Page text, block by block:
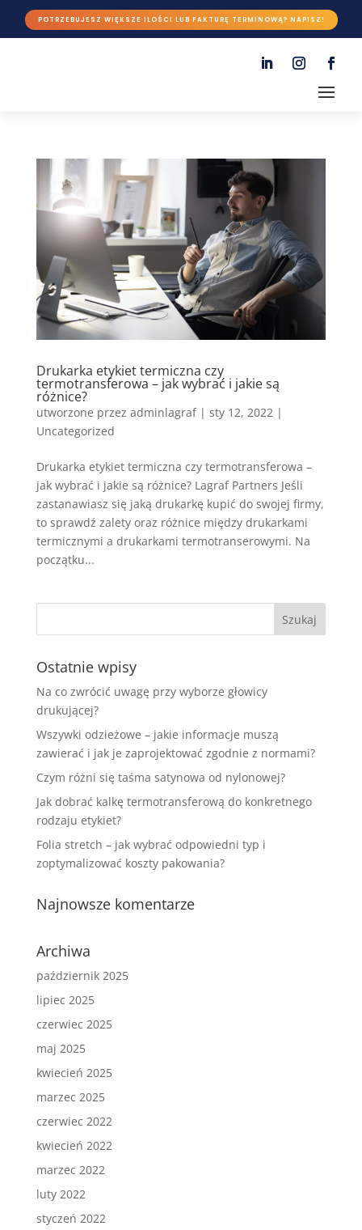
POTRZEBUJESZ WIĘKSZE ILOŚCI LUB FAKTURĘ TERMINOWĄ? NAPISZ!
Drukarka etykiet termiczna czy
termotransferowa – jak wybrać i jakie są
różnice?
utworzone przez adminlagraf| sty 12, 2022|
Uncategorized
Drukarka etykiet termiczna czy termotransferowa –
jak wybrać i jakie są różnice? Lagraf Partners Jeśli
zastanawiasz się jaką drukarkę kupić do swojej firmy,
to sprawdź zalety oraz różnice między drukarkami
termicznymi a drukarkami termotranserowymi. Na
początku...
Ostatnie wpisy
Na co zwrócić uwagę przy wyborze głowicy
drukującej?
Wszywki odzieżowe – jakie informacje muszą
zawierać i jak je zaprojektować zgodnie z normami?
Czym różni się taśma satynowa od nylonowej?
Jak dobrać kalkę termotransferową do konkretnego
rodzaju etykiet?
Folia stretch – jak wybrać odpowiedni typ i
zoptymalizować koszty pakowania?
Najnowsze komentarze
Archiwa
październik 2025
lipiec 2025
czerwiec 2025
maj 2025
kwiecień 2025
marzec 2025
czerwiec 2022
kwiecień 2022
marzec 2022
luty 2022
styczeń 2022